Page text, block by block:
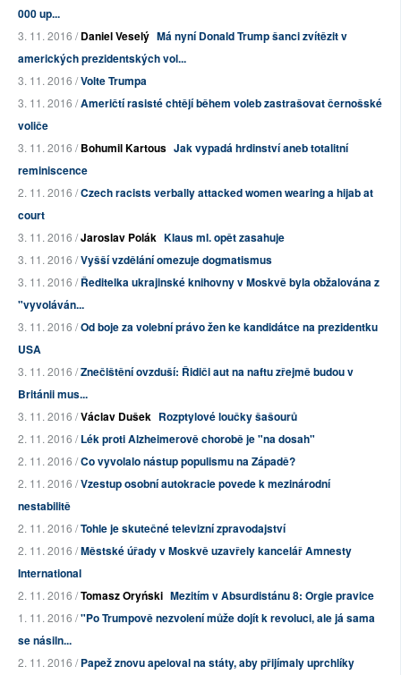
000 up...
3. 11. 2016 /Daniel Veselý Má nyní Donald Trump šanci zvítězit v
amerických prezidentských vol...
3. 11. 2016 /Volte Trumpa
3. 11. 2016 /Američtí rasisté chtějí během voleb zastrašovat černošské
voliče
3. 11. 2016 /Bohumil Kartous Jak vypadá hrdinství aneb totalitní
reminiscence
2. 11. 2016 /Czech racists verbally attacked women wearing a hijab at
court
3. 11. 2016 /Jaroslav Polák Klaus ml. opět zasahuje
3. 11. 2016 /Vyšší vzdělání omezuje dogmatismus
3. 11. 2016 /Ředitelka ukrajinské knihovny v Moskvě byla obžalována z
"vyvoláván...
3. 11. 2016 /Od boje za volební právo žen ke kandidátce na prezidentku
USA
3. 11. 2016 /Znečištění ovzduší: Řidiči aut na naftu zřejmě budou v
Británii mus...
3. 11. 2016 /Václav Dušek Rozptylové loučky šašourů
2. 11. 2016 /Lék proti Alzheimerově chorobě je "na dosah"
2. 11. 2016 /Co vyvolalo nástup populismu na Západě?
2. 11. 2016 /Vzestup osobní autokracie povede k mezinárodní
nestabilitě
2. 11. 2016 /Tohle je skutečné televizní zpravodajství
2. 11. 2016 /Městské úřady v Moskvě uzavřely kancelář Amnesty
International
2. 11. 2016 /Tomasz Oryński Mezitím v Absurdistánu 8: Orgie pravice
1. 11. 2016 /"Po Trumpově nezvolení může dojít k revoluci, ale já sama
se násiln...
2. 11. 2016 /Papež znovu apeloval na státy, aby přijímaly uprchlíky